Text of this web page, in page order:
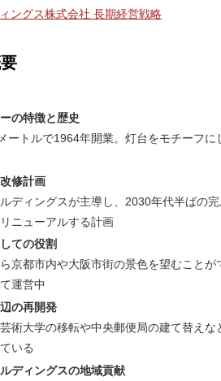
ングス株式会社 長期経営戦略
の特徴と歴史
ートルで1964年開業。灯台をモチーフ
修計画
ディングスが主導し、2030年代半ばの
ニューアルする計画
ての役割
京都市内や大阪市街の景色を望むこと
運営中
の再開発
術大学の移転や中央郵便局の建て替え
いる
ディングスの地域貢献